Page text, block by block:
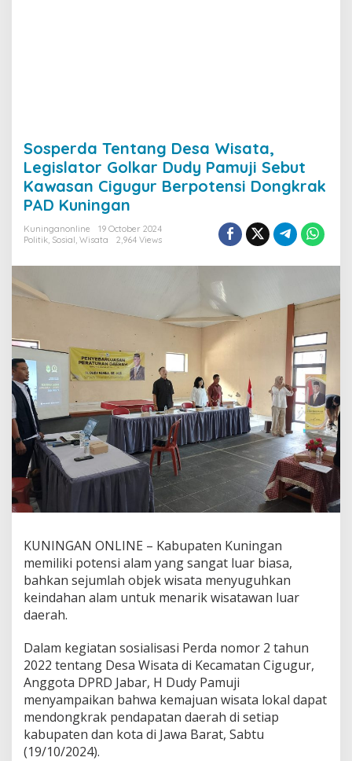
Sosperda Tentang Desa Wisata,
Legislator Golkar Dudy Pamuji Sebut
Kawasan Cigugur Berpotensi Dongkrak
PAD Kuningan
Kuninganonline
19 October 2024
Politik, Sosial, Wisata 2,964 Views
KUNINGAN ONLINE – Kabupaten Kuningan
memiliki potensi alam yang sangat luar biasa,
bahkan sejumlah objek wisata menyuguhkan
keindahan alam untuk menarik wisatawan luar
daerah.
Dalam kegiatan sosialisasi Perda nomor 2 tahun
2022 tentang Desa Wisata di Kecamatan Cigugur,
Anggota DPRD Jabar, H Dudy Pamuji
menyampaikan bahwa kemajuan wisata lokal dapat
mendongkrak pendapatan daerah di setiap
kabupaten dan kota di Jawa Barat, Sabtu
(19/10/2024).